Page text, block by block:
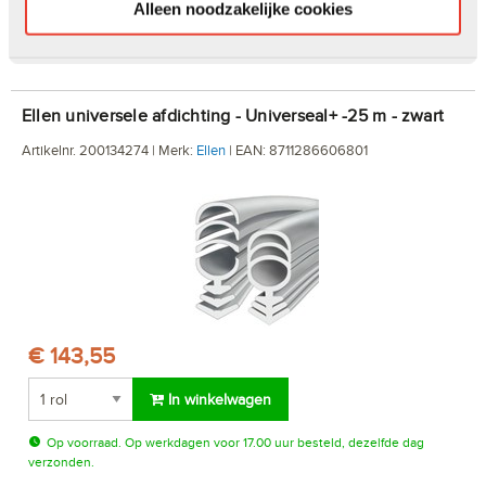
Alleen noodzakelijke cookies
In winkelwagen
Ellen universele afdichting - Universeal+ -25 m - zwart
Artikelnr. 200134274 | Merk: Ellen | EAN: 8711286606801
€ 143,55
In winkelwagen
Op voorraad. Op werkdagen voor 17.00 uur besteld, dezelfde dag
verzonden.